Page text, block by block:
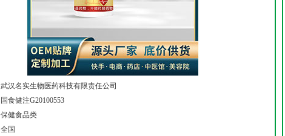
武汉名实生物医药科技有限责任公司
国食健注G20100553
保健食品类
全国